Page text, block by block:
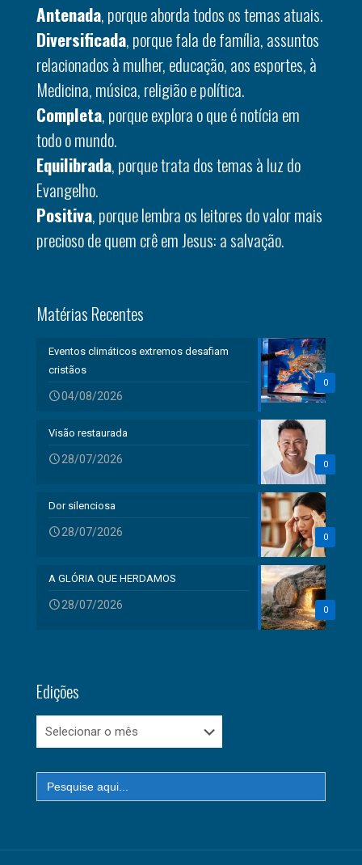
Antenada, porque aborda todos os temas atuais.
Diversificada, porque fala de família, assuntos
relacionados à mulher, educação, aos esportes, à
Medicina, música, religião e política.
Completa, porque explora o que é notícia em
todo o mundo.
Equilibrada, porque trata dos temas à luz do
Evangelho.
Positiva, porque lembra os leitores do valor mais
precioso de quem crê em Jesus: a salvação.
Matérias Recentes
0
Eventos climáticos extremos desafiam
cristãos
04/08/2026
0
Visão restaurada
28/07/2026
0
Dor silenciosa
28/07/2026
0
A GLÓRIA QUE HERDAMOS
28/07/2026
Edições
Edições
Search
for: